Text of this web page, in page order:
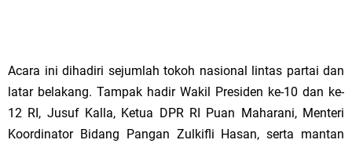
Acara ini dihadiri sejumlah tokoh nasional lintas partai dan
latar belakang. Tampak hadir Wakil Presiden ke-10 dan ke-
12 RI, Jusuf Kalla, Ketua DPR RI Puan Maharani, Menteri
Koordinator Bidang Pangan Zulkifli Hasan, serta mantan